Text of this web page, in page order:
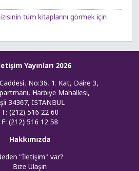
tüm kitaplarını görmek için
Yayınları 2026
No:36, 1. Kat, Daire 3,
Harbiye Mahallesi,
34367, İSTANBUL
T: (212) 516 22 60
F: (212) 516 12 58
Hakkımızda
"İletişim" var?
Bize Ulaşın